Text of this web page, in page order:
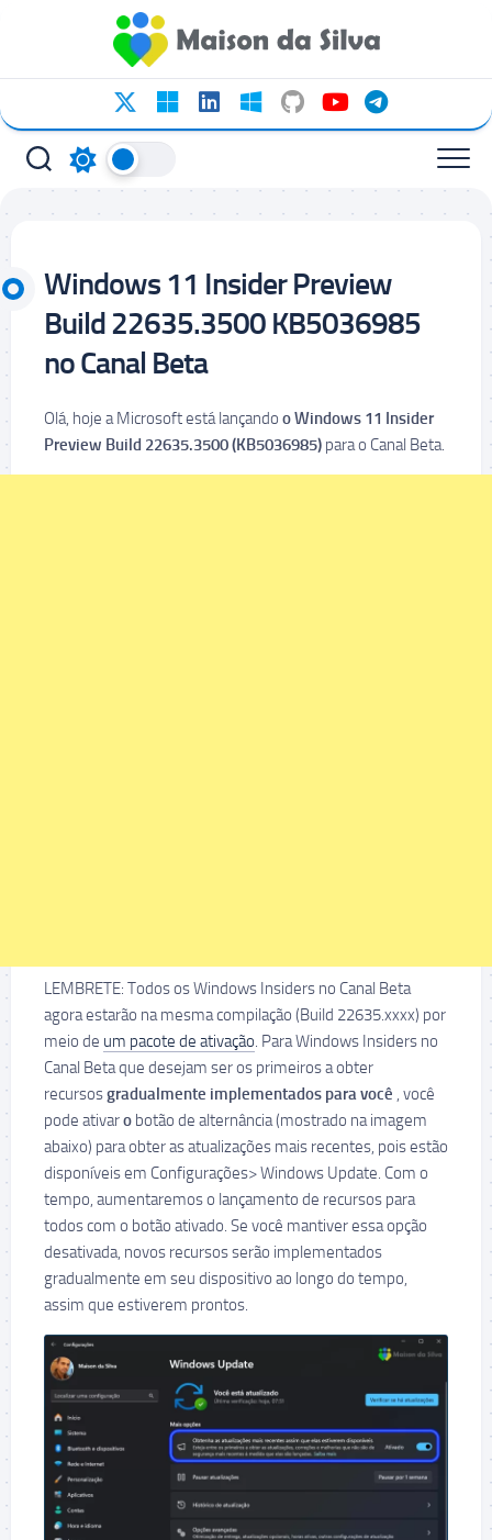
conteúdo
Windows 11 Insider Preview
Build 22635.3500 KB5036985
no Canal Beta
Olá, hoje a Microsoft está lançando o Windows 11 Insider
Preview Build 22635.3500 (KB5036985) para o Canal Beta.
LEMBRETE: Todos os Windows Insiders no Canal Beta
agora estarão na mesma compilação (Build 22635.xxxx) por
meio de um pacote de ativação. Para Windows Insiders no
Canal Beta que desejam ser os primeiros a obter
recursosgradualmente implementados para você , você
pode ativaro botão de alternância (mostrado na imagem
abaixo) para obter as atualizações mais recentes, pois estão
disponíveis em Configurações> Windows Update. Com o
tempo, aumentaremos o lançamento de recursos para
todos com o botão ativado. Se você mantiver essa opção
desativada, novos recursos serão implementados
gradualmente em seu dispositivo ao longo do tempo,
assim que estiverem prontos.